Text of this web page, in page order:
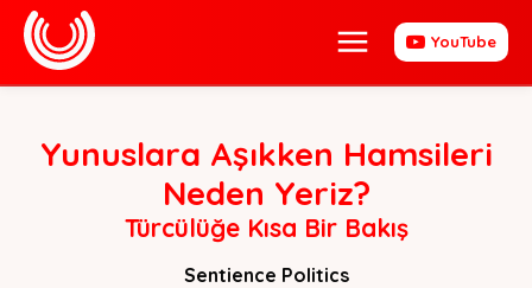
YouTube
Yunuslara Aşıkken Hamsileri
Neden Yeriz?
Türcülüğe Kısa Bir Bakış
Sentience Politics